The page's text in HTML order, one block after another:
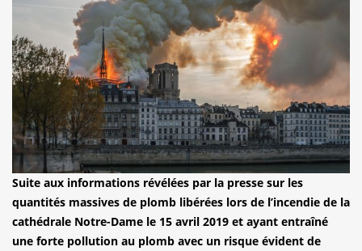
Suite aux informations révélées par la presse sur les
quantités massives de plomb libérées lors de l’incendie de la
cathédrale Notre-Dame le 15 avril 2019 et ayant entraîné
une forte pollution au plomb avec un risque évident de